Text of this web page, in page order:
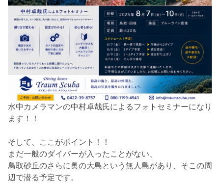
水中カメラマンの中村卓哉氏によるフォトセミナーになり
ます！！
そして、ここがポイント！！
まだ一般のダイバーが入ったことがない、
鳥取砂丘のさらに奥の大島という無人島があり、そこの周
辺で潜る予定です。